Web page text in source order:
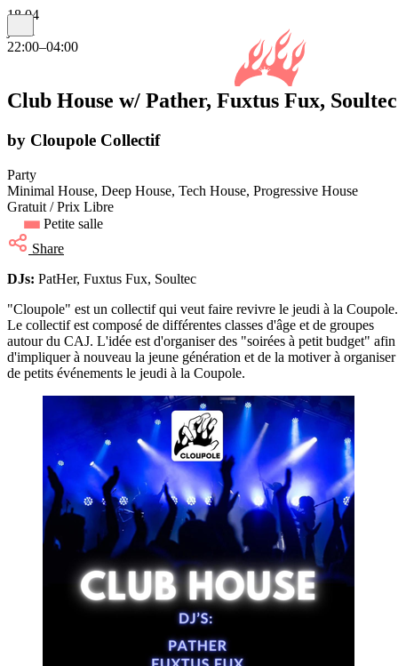
18.04
jeudi
22:00–04:00
Club House w/ Pather, Fuxtus Fux, Soultec
by Cloupole Collectif
Party
Minimal House, Deep House, Tech House, Progressive House
Gratuit / Prix Libre
Petite salle
Share
DJs: PatHer, Fuxtus Fux, Soultec
"Cloupole" est un collectif qui veut faire revivre le jeudi à la Coupole.
Le collectif est composé de différentes classes d'âge et de groupes
autour du CAJ. L'idée est d'organiser des "soirées à petit budget" afin
d'impliquer à nouveau la jeune génération et de la motiver à organiser
de petits événements le jeudi à la Coupole.